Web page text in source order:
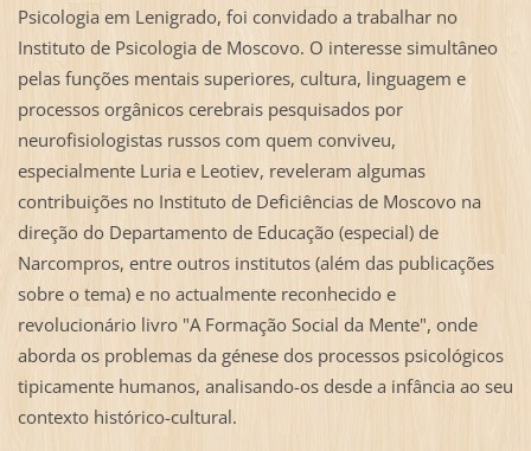
Psicologia em Lenigrado, foi convidado a trabalhar no
Instituto de Psicologia de Moscovo. O interesse simultâneo
pelas funções mentais superiores, cultura, linguagem e
processos orgânicos cerebrais pesquisados por
neurofisiologistas russos com quem conviveu,
especialmente Luria e Leotiev, reveleram algumas
contribuições no Instituto de Deficiências de Moscovo na
direção do Departamento de Educação (especial) de
Narcompros, entre outros institutos (além das publicações
sobre o tema) e no actualmente reconhecido e
revolucionário livro "A Formação Social da Mente", onde
aborda os problemas da génese dos processos psicológicos
tipicamente humanos, analisando-os desde a infância ao seu
contexto histórico-cultural.